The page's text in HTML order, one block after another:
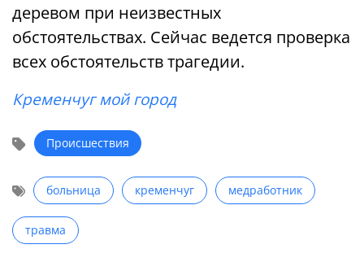
деревом при неизвестных
обстоятельствах. Сейчас ведется проверка
всех обстоятельств трагедии.
Кременчуг мой город
Происшествия
больница кременчуг медработник
травма